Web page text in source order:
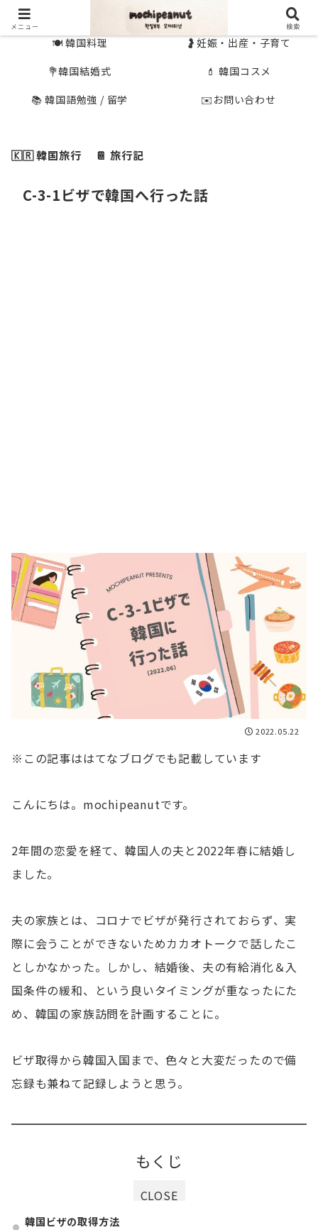
🍽 韓国料理
🤰妊娠・出産・子育て
💐韓国結婚式
💄 韓国コスメ
📚 韓国語勉強 / 留学
✉️お問い合わせ
🇰🇷 韓国旅行 📔 旅行記
C-3-1ビザで韓国へ行った話
2022.05.22
※この記事ははてなブログでも記載しています
こんにちは。mochipeanutです。
2年間の恋愛を経て、韓国人の夫と2022年春に結婚し
ました。
夫の家族とは、コロナでビザが発行されておらず、実
際に会うことができないためカカオトークで話したこ
としかなかった。しかし、結婚後、夫の有給消化＆入
国条件の緩和、という良いタイミングが重なったにた
め、韓国の家族訪問を計画することに。
ビザ取得から韓国入国まで、色々と大変だったので備
忘録も兼ねて記録しようと思う。
CLOSE
もくじ
韓国ビザの取得方法
メニュー 検索